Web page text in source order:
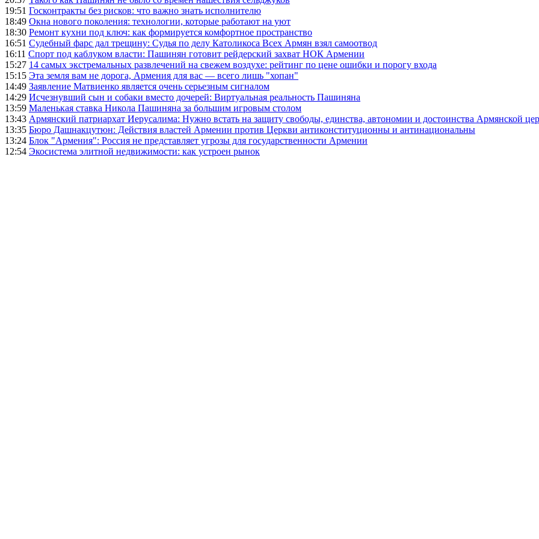
19:51 Госконтракты без рисков: что важно знать исполнителю
18:49 Окна нового поколения: технологии, которые работают на уют
18:30 Ремонт кухни под ключ: как формируется комфортное пространство
16:51 Судебный фарс дал трещину: Судья по делу Католикоса Всех Армян взял самоотвод
16:11 Спорт под каблуком власти: Пашинян готовит рейдерский захват НОК Армении
15:27 14 самых экстремальных развлечений на свежем воздухе: рейтинг по цене ошибки и порогу входа
15:15 Эта земля вам не дорога, Армения для вас — всего лишь "хопан"
14:49 Заявление Матвиенко является очень серьезным сигналом
14:29 Исчезнувший сын и собаки вместо дочерей: Виртуальная реальность Пашиняна
13:59 Маленькая ставка Никола Пашиняна за большим игровым столом
13:43 Армянский патриархат Иерусалима: Нужно встать на защиту свободы, единства, автономии и достоинства Армянской
13:35 Бюро Дашнакцутюн: Действия властей Армении против Церкви антиконституционны и антинациональны
13:24 Блок "Армения": Россия не представляет угрозы для государственности Армении
12:54 Экосистема элитной недвижимости: как устроен рынок